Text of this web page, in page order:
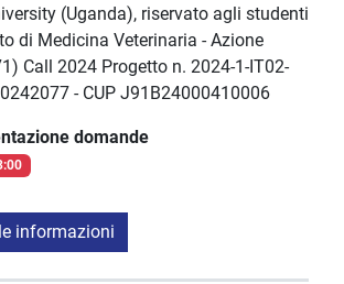
(Uganda), riservato agli studenti
di Medicina Veterinaria - Azione
Call 2024 Progetto n. 2024-1-IT02-
- CUP J91B24000410006
domande
informazioni